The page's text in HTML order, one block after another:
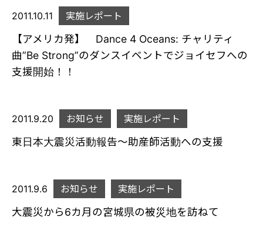
2011.10.11 実施レポート
【アメリカ発】 Dance 4 Oceans: チャリティ
曲”Be Strong”のダンスイベントでジョイセフへの
支援開始！！
2011.9.20 お知らせ 実施レポート
東日本大震災活動報告～助産師活動への支援
2011.9.6 お知らせ 実施レポート
大震災から6カ月の宮城県の被災地を訪ねて